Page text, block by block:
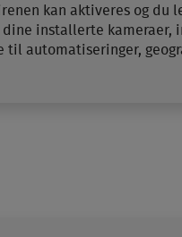
kan aktiveres og du
dine installerte kameraer,
til automatiseringer,